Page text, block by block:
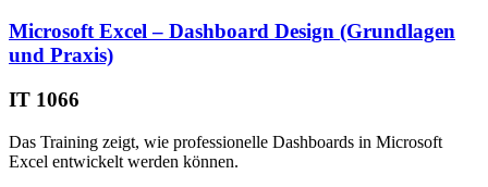
Microsoft Excel – Dashboard Design (Grundlagen
und Praxis)
IT 1066
Das Training zeigt, wie professionelle Dashboards in Microsoft
Excel entwickelt werden können.